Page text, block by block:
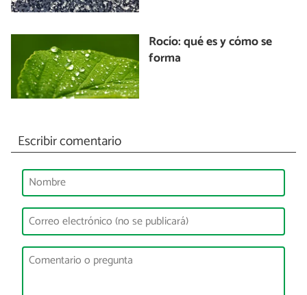
Rocío: qué es y cómo se
forma
Escribir comentario